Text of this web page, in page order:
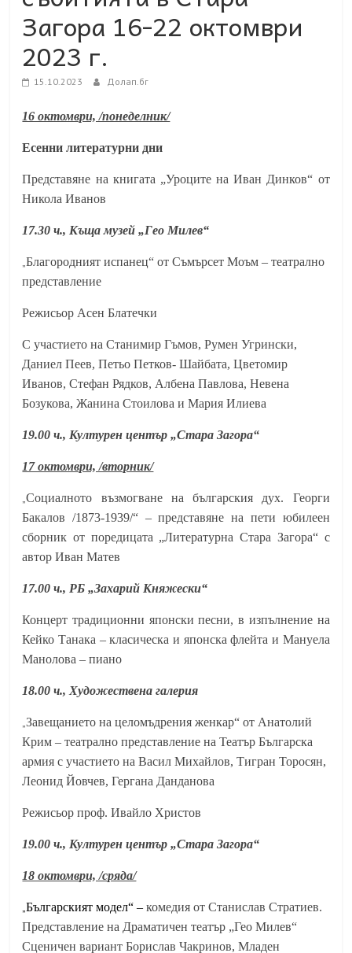
Загора 16-22 октомври
2023 г.
15.10.2023 Долап.бг
16 октомври, /понеделник/
Есенни литературни дни
Представяне на книгата „Уроците на Иван Динков“ от
Никола Иванов
17.30 ч., Къща музей „Гео Милев“
„Благородният испанец“ от Съмърсет Моъм – театрално
представление
Режисьор Асен Блатечки
С участието на Станимир Гъмов, Румен Угрински,
Даниел Пеев, Петьо Петков- Шайбата, Цветомир
Иванов, Стефан Рядков, Албена Павлова, Невена
Бозукова, Жанина Стоилова и Мария Илиева
19.00 ч., Културен център „Стара Загора“
17 октомври, /вторник/
„Социалното възмогване на българския дух. Георги
Бакалов /1873-1939/“ – представяне на пети юбилеен
сборник от поредицата „Литературна Стара Загора“ с
автор Иван Матев
17.00 ч., РБ „Захарий Княжески“
Концерт традиционни японски песни, в изпълнение на
Кейко Танака – класическа и японска флейта и Мануела
Манолова – пиано
18.00 ч., Художествена галерия
„Завещанието на целомъдрения женкар“ от Анатолий
Крим – театрално представление на Театър Българска
армия с участието на Васил Михайлов, Тигран Торосян,
Леонид Йовчев, Гергана Данданова
Режисьор проф. Ивайло Христов
19.00 ч., Културен център „Стара Загора“
18 октомври, /сряда/
„Българският модел“ –комедия от Станислав Стратиев.
Представление на Драматичен театър „Гео Милев“
Сценичен вариант Борислав Чакринов, Младен